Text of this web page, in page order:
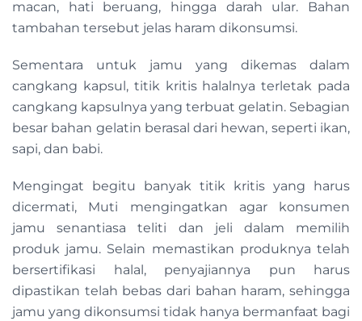
macan, hati beruang, hingga darah ular. Bahan
tambahan tersebut jelas haram dikonsumsi.
Sementara untuk jamu yang dikemas dalam
cangkang kapsul, titik kritis halalnya terletak pada
cangkang kapsulnya yang terbuat gelatin. Sebagian
besar bahan gelatin berasal dari hewan, seperti ikan,
sapi, dan babi.
Mengingat begitu banyak titik kritis yang harus
dicermati, Muti mengingatkan agar konsumen
jamu senantiasa teliti dan jeli dalam memilih
produk jamu. Selain memastikan produknya telah
bersertifikasi halal, penyajiannya pun harus
dipastikan telah bebas dari bahan haram, sehingga
jamu yang dikonsumsi tidak hanya bermanfaat bagi